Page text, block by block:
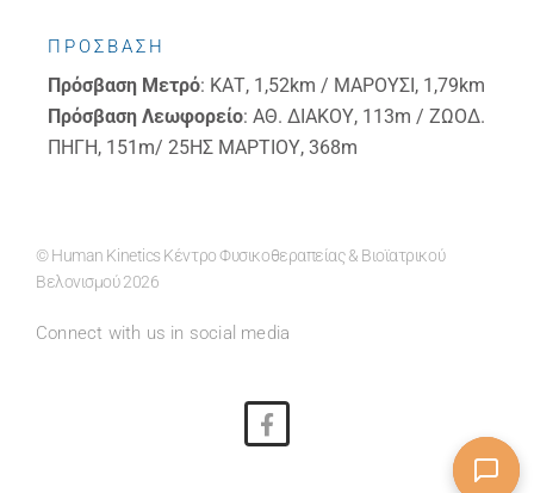
ΠΡΟΣΒΑΣΗ
Πρόσβαση Μετρό: ΚΑΤ, 1,52km / ΜΑΡΟΥΣΙ, 1,79km
Πρόσβαση Λεωφορείο: ΑΘ. ΔΙΑΚΟΥ, 113m / ΖΩΟΔ.
ΠΗΓΗ, 151m/ 25ΗΣ ΜΑΡΤΙΟΥ, 368m
© Human Kinetics Κέντρο Φυσικοθεραπείας & Βιοϊατρικού
Βελονισμού 2026
Connect with us in social media